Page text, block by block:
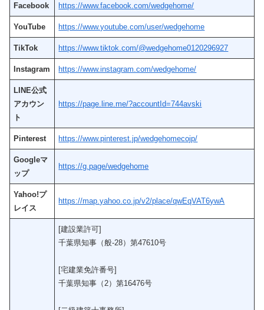
Facebook https://www.facebook.com/wedgehome/
YouTube https://www.youtube.com/user/wedgehome
TikTok https://www.tiktok.com/@wedgehome0120296927
Instagram https://www.instagram.com/wedgehome/
LINE公式
アカウン
ト
https://page.line.me/?accountId=744avski
Pinterest https://www.pinterest.jp/wedgehomecojp/
Googleマ
ップ
https://g.page/wedgehome
Yahoo!プ
レイス
https://map.yahoo.co.jp/v2/place/qwEqVAT6ywA
[建設業許可]
千葉県知事（般-28）第47610号
[宅建業免許番号]
千葉県知事（2）第16476号